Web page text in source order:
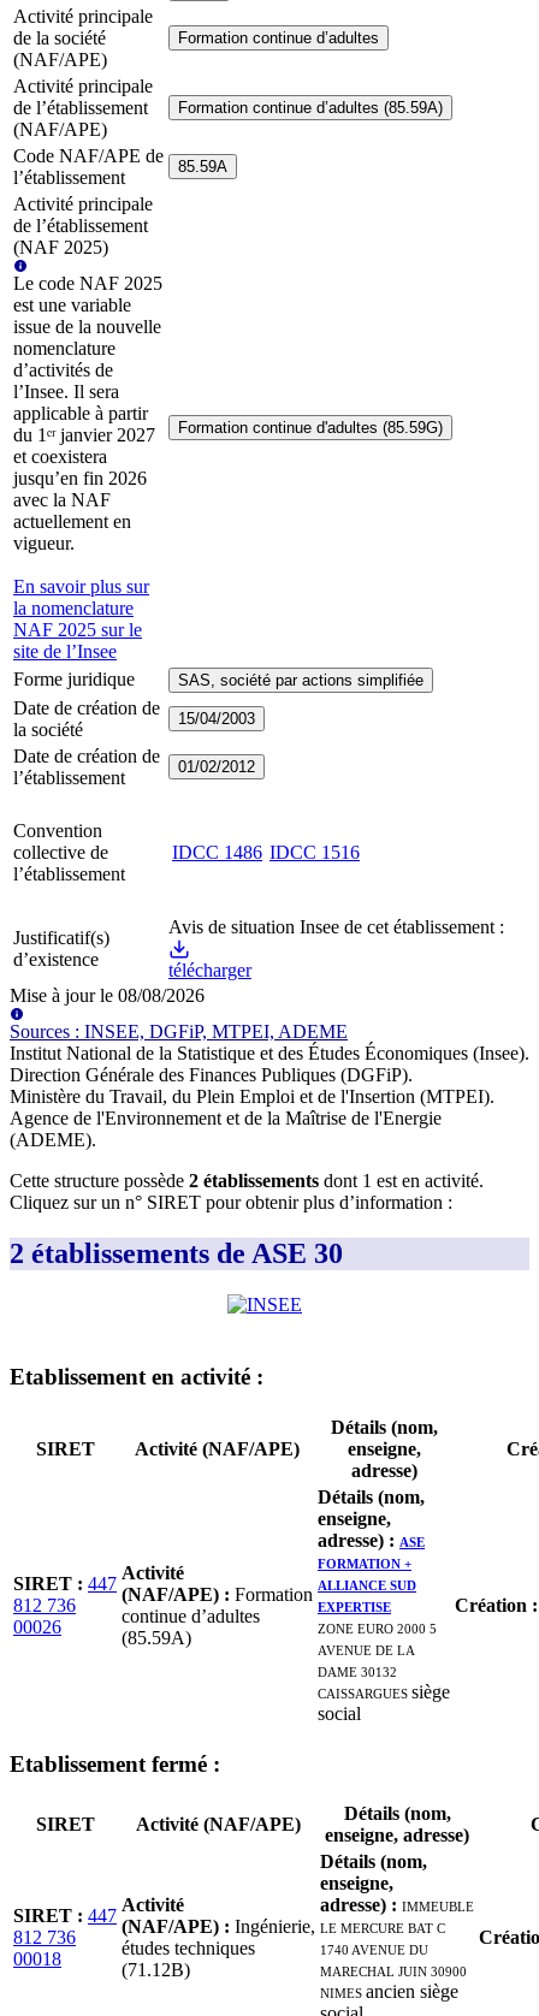
Activité principale
de la société
(NAF/APE)
Formation continue d’adultes
Activité principale
de l’établissement
(NAF/APE)
Formation continue d’adultes (85.59A)
Code NAF/APE de
l’établissement
85.59A
Activité principale
de l’établissement
(NAF 2025)
Le code NAF 2025
est une variable
issue de la nouvelle
nomenclature
d’activités de
l’Insee. Il sera
applicable à partir
du 1ᵉʳ janvier 2027
et coexistera
jusqu’en fin 2026
avec la NAF
actuellement en
vigueur.
En savoir plus sur
la nomenclature
NAF 2025 sur le
site de l’Insee
Formation continue d'adultes (85.59G)
Forme juridique SAS, société par actions simplifiée
Date de création de
la société
15/04/2003
Date de création de
l’établissement
01/02/2012
Convention
collective de
l’établissement
IDCC 1486 IDCC 1516
Justificatif(s)
d’existence
Avis de situation Insee de cet établissement :
télécharger
Mise à jour le 08/08/2026
Sources : INSEE, DGFiP, MTPEI, ADEME
Institut National de la Statistique et des Études Économiques (Insee).
Direction Générale des Finances Publiques (DGFiP).
Ministère du Travail, du Plein Emploi et de l'Insertion (MTPEI).
Agence de l'Environnement et de la Maîtrise de l'Energie
(ADEME).
Cette structure possède 2 établissements dont 1 est en activité.
Cliquez sur un n° SIRET pour obtenir plus d’information :
2 établissements de ASE 30
Etablissement en activité :
SIRET Activité (NAF/APE)
Détails (nom,
enseigne,
adresse)
SIRET : 447
812 736
00026
Activité
(NAF/APE) : Formation
continue d’adultes
(85.59A)
Détails (nom,
enseigne,
adresse) : ASE
FORMATION +
ALLIANCE SUD
EXPERTISE
ZONE EURO 2000 5
AVENUE DE LA
DAME 30132
CAISSARGUESsiège
social
Création
Etablissement fermé :
SIRET Activité (NAF/APE)
Détails (nom,
enseigne, adresse)
SIRET : 447
812 736
00018
Activité
(NAF/APE) : Ingénierie,
études techniques
(71.12B)
Détails (nom,
enseigne,
adresse) : IMMEUBLE
LE MERCURE BAT C
1740 AVENUE DU
MARECHAL JUIN 30900
NIMESancien siège